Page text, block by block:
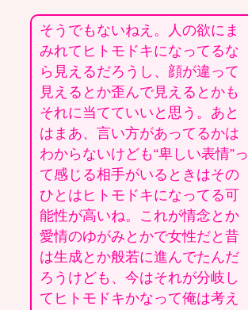
そうでもないねえ。人の欲にま
みれてヒトモドキになってるな
ら見えるだろうし、顔が違って
見えるとか歪んで見えるとかも
それに当てていいと思う。あと
はまあ、言い方があってるかは
わからないけども“卑しい表情”っ
て感じる相手がいるときはその
ひとはヒトモドキになってる可
能性が高いね。これが情念とか
愛情のゆがみとかで女性だと昔
は生成とか般若に進んでたんだ
ろうけども、今はそれが分岐し
てヒトモドキかなって俺は考え